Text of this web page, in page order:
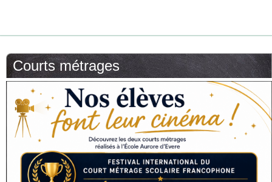
Courts métrages